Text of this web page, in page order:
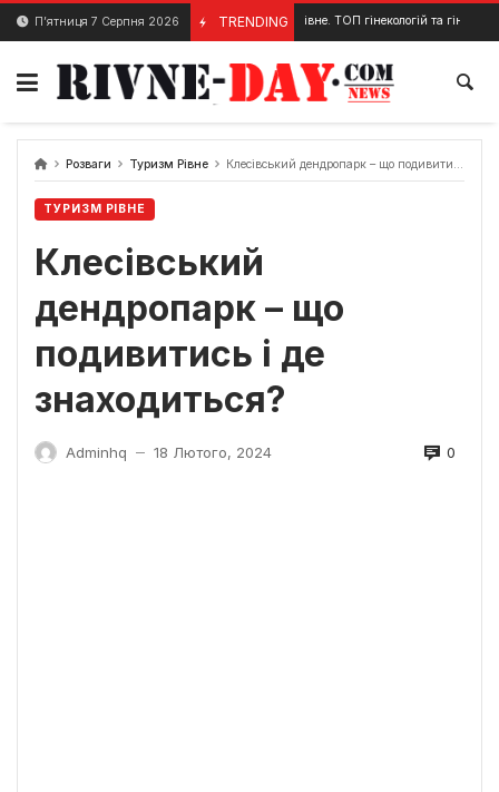
Skip
content
П’ятниця 7 Серпня 2026 TRENDING
16 Березня, 2024 Гінеколог Рівне. ТОП гінекологій та гінекологів Рівного
Розваги Туризм Рівне Клесівський дендропарк – що подивитись і де знаходиться?
ТУРИЗМ РІВНЕ
Клесівський
дендропарк – що
подивитись і де
знаходиться?
Adminhq — 18 Лютого, 2024 0